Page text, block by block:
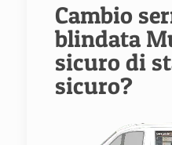
Cambio
blindata
sicuro di
sicuro?